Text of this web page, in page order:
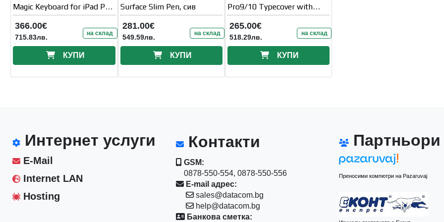
Magic Keyboard for iPad Pro
11-inch
366.00€
715.83лв. на склад
КУПИ
Surface Slim Pen, сив
281.00€
549.59лв. на склад
КУПИ
Pro9/10 Typecover with
Slim Pen COMM
265.00€
518.29лв. на склад
КУПИ
Интернет услуги
E-Mail
Internet LAN
Hosting
Контакти
GSM:
0878-550-554, 0878-550-556
E-mail адрес:
sales@datacom.bg
help@datacom.bg
Банкова сметка:
Партньори
Преносими компютри на Pazaruvaj